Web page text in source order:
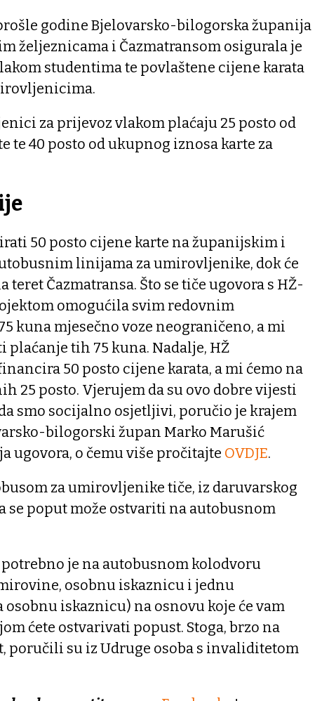
godine Bjelovarsko-bilogorska županija
željeznicama i Čazmatransom osigurala je
studentima te povlaštene cijene karata
za prijevoz vlakom plaćaju 25 posto od
te 40 posto od ukupnog iznosa karte za
50 posto cijene karte na županijskim i
linijama za umirovljenike, dok će
teret Čazmatransa. Što se tiče ugovora s HŽ-
omogućila svim redovnim
kuna mjesečno voze neograničeno, a mi
tih 75 kuna. Nadalje, HŽ
50 posto cijene karata, a mi ćemo na
25 posto. Vjerujem da su ovo dobre vijesti
smo socijalno osjetljivi, poručio je krajem
bilogorski župan Marko Marušić
ugovora, o čemu više pročitajte OVDJE.
za umirovljenike tiče, iz daruvarskog
se poput može ostvariti na autobusnom
je na autobusnom kolodvoru
osobnu iskaznicu i jednu
iskaznicu) na osnovu koje će vam
ćete ostvarivati popust. Stoga, brzo na
poručili su iz Udruge osoba s invaliditetom